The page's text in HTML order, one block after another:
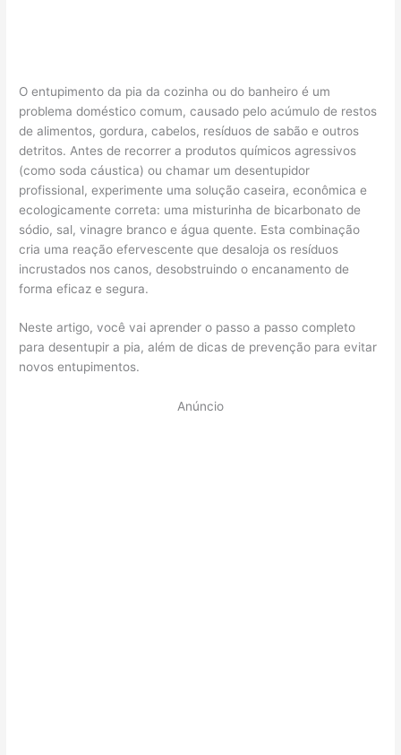
O entupimento da pia da cozinha ou do banheiro é um
problema doméstico comum, causado pelo acúmulo de restos
de alimentos, gordura, cabelos, resíduos de sabão e outros
detritos. Antes de recorrer a produtos químicos agressivos
(como soda cáustica) ou chamar um desentupidor
profissional, experimente uma solução caseira, econômica e
ecologicamente correta: uma misturinha de bicarbonato de
sódio, sal, vinagre branco e água quente. Esta combinação
cria uma reação efervescente que desaloja os resíduos
incrustados nos canos, desobstruindo o encanamento de
forma eficaz e segura.
Neste artigo, você vai aprender o passo a passo completo
para desentupir a pia, além de dicas de prevenção para evitar
novos entupimentos.
Anúncio